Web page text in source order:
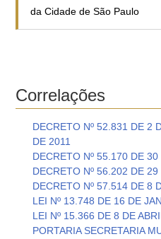
da Cidade de São Paulo
Correlações
DECRETO Nº 52.831 DE 2
DE 2011
DECRETO Nº 55.170 DE
DECRETO Nº 56.202 DE
DECRETO Nº 57.514 DE 8
LEI Nº 13.748 DE 16 DE
LEI Nº 15.366 DE 8 DE
PORTARIA SECRETARIA